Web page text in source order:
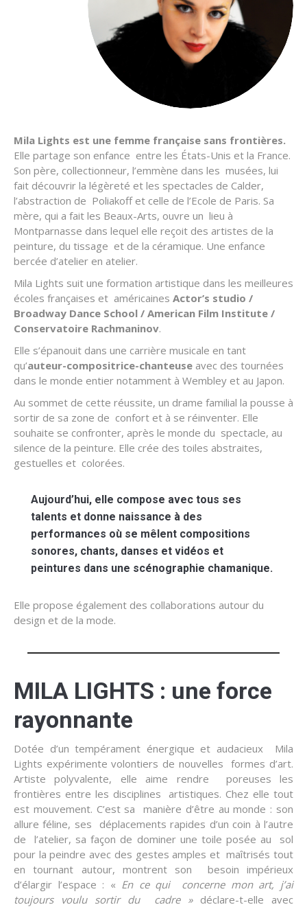
Mila Lights est une femme française sans frontières.
Elle partage son enfance entre les États-Unis et la France.
Son père, collectionneur, l’emmène dans les musées, lui
fait découvrir la légèreté et les spectacles de Calder,
l’abstraction de Poliakoff et celle de l’Ecole de Paris. Sa
mère, qui a fait les Beaux-Arts, ouvre un lieu à
Montparnasse dans lequel elle reçoit des artistes de la
peinture, du tissage et de la céramique. Une enfance
bercée d’atelier en atelier.
Mila Lights suit une formation artistique dans les meilleures
écoles françaises et américaines Actor’s studio /
Broadway Dance School / American Film Institute /
Conservatoire Rachmaninov.
Elle s’épanouit dans une carrière musicale en tant
qu’auteur-compositrice-chanteuse avec des tournées
dans le monde entier notamment à Wembley et au Japon.
Au sommet de cette réussite, un drame familial la pousse à
sortir de sa zone de confort et à se réinventer. Elle
souhaite se confronter, après le monde du spectacle, au
silence de la peinture. Elle crée des toiles abstraites,
gestuelles et colorées.
Aujourd’hui, elle compose avec tous ses
talents et donne naissance à des
performances où se mêlent compositions
sonores, chants, danses et vidéos et
peintures dans une scénographie chamanique.
Elle propose également des collaborations autour du
design et de la mode.
MILA LIGHTS : une force
rayonnante
Dotée d’un tempérament énergique et audacieux Mila
Lights expérimente volontiers de nouvelles formes d’art.
Artiste polyvalente, elle aime rendre poreuses les
frontières entre les disciplines artistiques. Chez elle tout
est mouvement. C’est sa manière d’être au monde : son
allure féline, ses déplacements rapides d’un coin à l’autre
de l’atelier, sa façon de dominer une toile posée au sol
pour la peindre avec des gestes amples et maîtrisés tout
en tournant autour, montrent son besoin impérieux
d’élargir l’espace : « En ce qui concerne mon art, j’ai
toujours voulu sortir du cadre »déclare-t-elle avec